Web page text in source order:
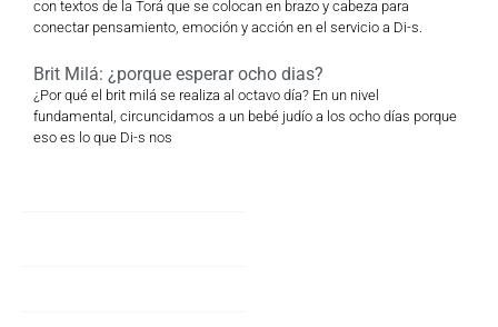
con textos de la Torá que se colocan en brazo y cabeza para
conectar pensamiento, emoción y acción en el servicio a Di-s.
Brit Milá: ¿porque esperar ocho dias?
¿Por qué el brit milá se realiza al octavo día? En un nivel
fundamental, circuncidamos a un bebé judío a los ocho días porque
eso es lo que Di-s nos